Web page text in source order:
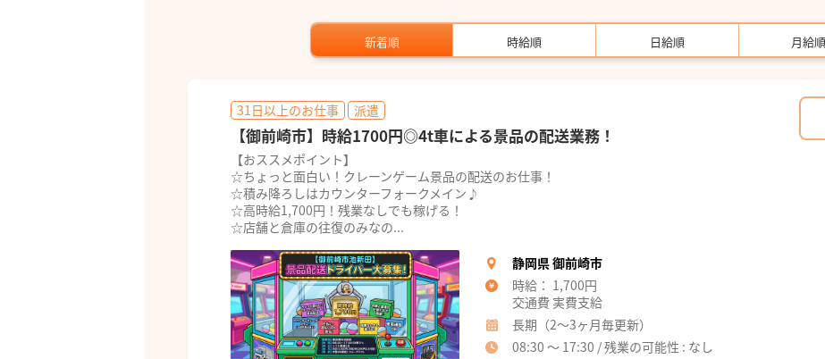
新着順 時給順 日給順 月給順
31日以上のお仕事 派遣
【御前崎市】時給1700円◎4t車による景品の配送業務！
【おススメポイント】
☆ちょっと面白い！クレーンゲーム景品の配送のお仕事！
☆積み降ろしはカウンターフォークメイン♪
☆高時給1,700円！残業なしでも稼げる！
☆店舗と倉庫の往復のみなの...
静岡県 御前崎市
時給： 1,700円
交通費 実費支給
長期（2～3ヶ月毎更新）
08:30 ～ 17:30 / 残業の可能性 : なし